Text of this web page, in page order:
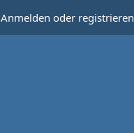
Anmelden oder registrieren